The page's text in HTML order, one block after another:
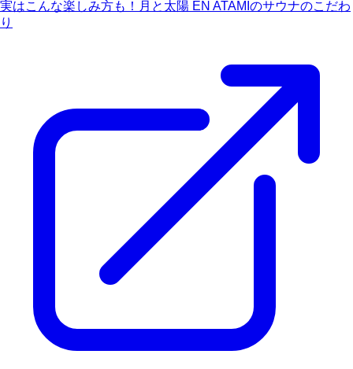
実はこんな楽しみ方も！月と太陽 EN ATAMIのサウナのこだわ
り